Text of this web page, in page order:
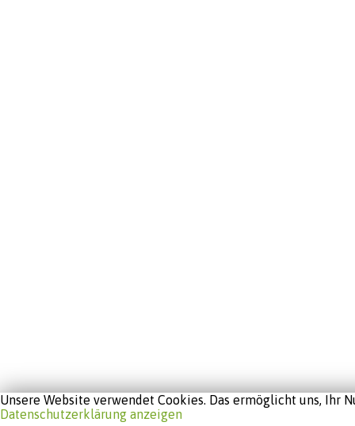
Unsere Website verwendet Cookies. Das ermöglicht uns,
Datenschutzerklärung anzeigen